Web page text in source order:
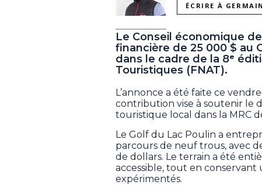
ÉCRIRE À
Le Conseil économique
financière de 25 000 $ au
dans le cadre de la 8ᵉ
Touristiques (FNAT).
L’annonce a été faite ce
contribution vise à soutenir le
touristique local dans la MRC
Le Golf du Lac Poulin a
parcours de neuf trous, avec
de dollars. Le terrain a été
accessible, tout en
expérimentés.